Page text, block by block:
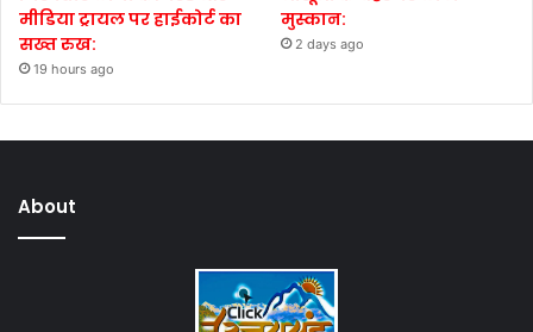
मीडिया ट्रायल पर हाईकोर्ट का
सख्त रुख:
19 hours ago
मुस्कान:
2 days ago
About